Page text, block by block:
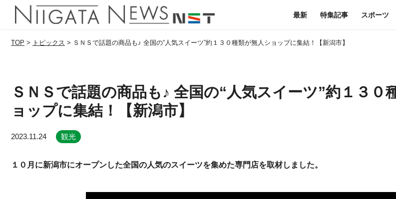
最新 特集記事 スポーツ
TOP > トピックス > ＳＮＳで話題の商品も♪ 全国の“人気スイーツ”約１３０種類が無人ショップに集結！【新潟市】
ＳＮＳで話題の商品も♪ 全国の“人気スイーツ”約１３０
ョップに集結！【新潟市】
2023.11.24 観光
１０月に新潟市にオープンした全国の人気のスイーツを集めた専門店を取材しました。